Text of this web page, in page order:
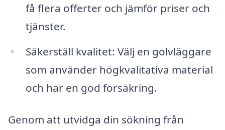
få flera offerter och jämför priser och
tjänster.
Säkerställ kvalitet: Välj en golvläggare
som använder högkvalitativa material
och har en god försäkring.
Genom att utvidga din sökning från